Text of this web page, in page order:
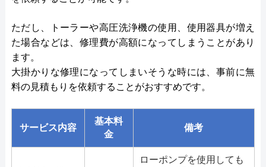
ただし、トーラーや高圧洗浄機の使用、使用器具が増え
た場合などは、修理費が高額になってしまうことがあり
ます。
大掛かりな修理になってしまいそうな時には、事前に無
料の見積もりを依頼することがおすすめです。
サービス内容
基本料
金
備考
ローポンプを使用しても